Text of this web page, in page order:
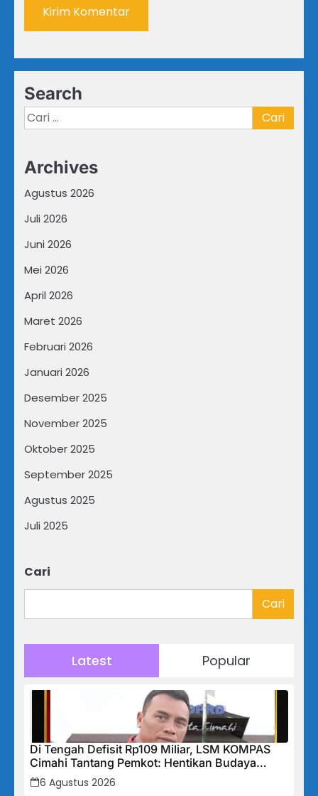
Search
Cari
untuk:
Archives
Agustus 2026
Juli 2026
Juni 2026
Mei 2026
April 2026
Maret 2026
Februari 2026
Januari 2026
Desember 2025
November 2025
Oktober 2025
September 2025
Agustus 2025
Juli 2025
Cari
Cari
Latest Popular
Di Tengah Defisit Rp109 Miliar, LSM KOMPAS
Cimahi Tantang Pemkot: Hentikan Budaya
Tutup-Tutupan, Buka Data Keuangan Sekarang!
6 Agustus 2026